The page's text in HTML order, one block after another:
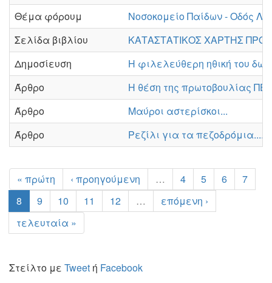
Θέμα φόρουμ
Νοσοκομείο Παίδων - Οδός
Σελίδα βιβλίου
ΚΑΤΑΣΤΑΤΙΚΟΣ ΧΑΡΤΗΣ
Δημοσίευση
Η φιλελεύθερη ηθική του
Άρθρο
Η θέση της πρωτοβουλίας
Άρθρο
Μαύροι αστερίσκοι...
Άρθρο
Ρεζίλι για τα
« πρώτη ‹ προηγούμενη … 4 5 6
7
8
9 10 11 12 …
επόμενη ›
τελευταία »
Στείλτο με Tweet ή Facebook